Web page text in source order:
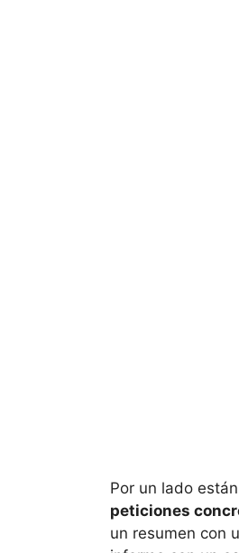
Por un lado
peticiones
un resumen con